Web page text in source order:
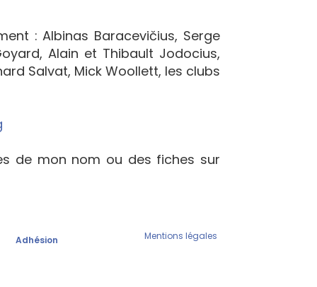
: Albinas Baracevičius, Serge
Alain et Thibault Jodocius,
Salvat, Mick Woollett, les clubs
de mon nom ou des fiches sur
Adhésion Mentions légales